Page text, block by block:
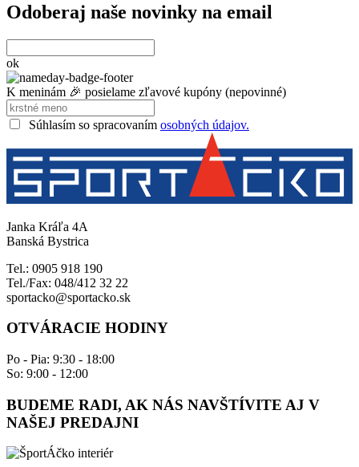
Odoberaj naše novinky na email
ok
K meninám 🎉 posielame zľavové kupóny (nepovinné)
Súhlasím so spracovaním osobných údajov.
Janka Kráľa 4A
Banská Bystrica
Tel.: 0905 918 190
Tel./Fax: 048/412 32 22
sportacko@sportacko.sk
OTVÁRACIE HODINY
Po - Pia: 9:30 - 18:00
So: 9:00 - 12:00
BUDEME RADI, AK NÁS NAVŠTÍVITE AJ V
NAŠEJ PREDAJNI